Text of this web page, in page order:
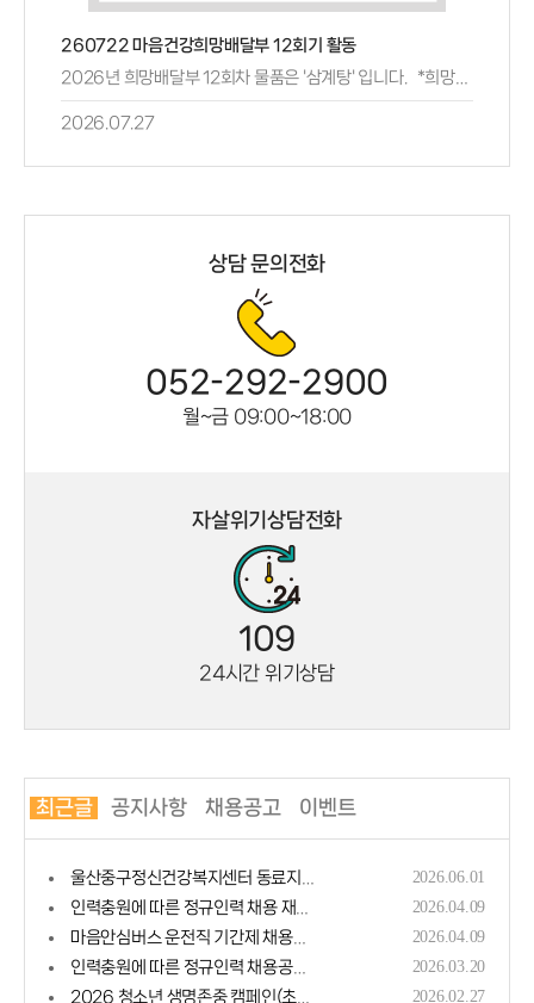
260722 마음건강희망배달부 12회기 활동
2026년 희망배달부 12회차 물품은 '삼계탕' 입니다. *희망배달부...
2026.07.27
상담 문의전화
052-292-2900
월~금 09:00~18:00
자살위기상담전화
109
24시간 위기상담
최근글 공지사항 채용공고 이벤트
울산중구정신건강복지센터 동료지원인 채용공고 2026.06.01
인력충원에 따른 정규인력 채용 재공고(울산중구정신건강복지센터) 2026.04.09
마음안심버스 운전직 기간제 채용공고 2026.04.09
인력충원에 따른 정규인력 채용공고(울산중구정신건강복지센터) 2026.03.20
2026 청소년 생명존중 캠페인(초등학교, 중학교,고등학교) 2026.02.27